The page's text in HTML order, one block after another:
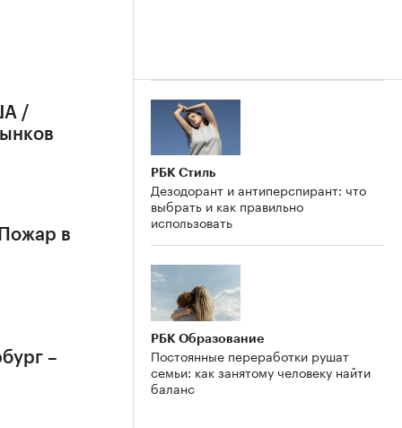
/
в
–
РБК Стиль
Дезодорант и антиперспирант: что
выбрать и как правильно
использовать
РБК Образование
Постоянные переработки рушат
семьи: как занятому человеку найти
баланс